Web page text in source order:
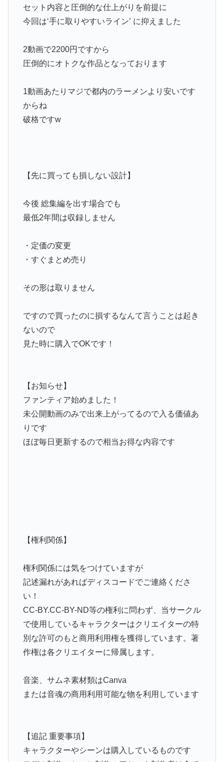
セット内容と圧倒的な仕上がりを前提に
今回は‘手に取りやすいライン’ に抑えました
2動画で2200円ですから
圧倒的にオトクな作品となっております
1動画あたりマジで都内のラーメンより安いです
からね
破格ですw
【先に買っても損しない設計】
今後 総集編を出す場合でも
最低2年間は収録しません
・定価の変更
・すぐまとめ売り
その形は取りません
ですので買ったのに損するなんて言うことは起き
ないので
見た時に購入でOKです！
【お知らせ】
ファンティア始めました！
未公開動画のみで出来上がってるので入る価値あ
りです
ほぼ毎日更新するので相当お得な内容です
【権利関係】
権利関係には気をつけていますが
記述漏れがあればディスコードでご連絡くださ
い！
CC-BY.CC-BY-ND等の権利に問わず、当サークル
で使用しているキャラクターはクリエイターの特
別な許可のもと商用利用権を獲得しています。著
作権は各クリエイターに帰属します。
音楽、サムネ素材類はCanva
または音魂の商用利用可能な物を利用しています
【追記 重要事項】
キャラクターやシーンは購入しているものです